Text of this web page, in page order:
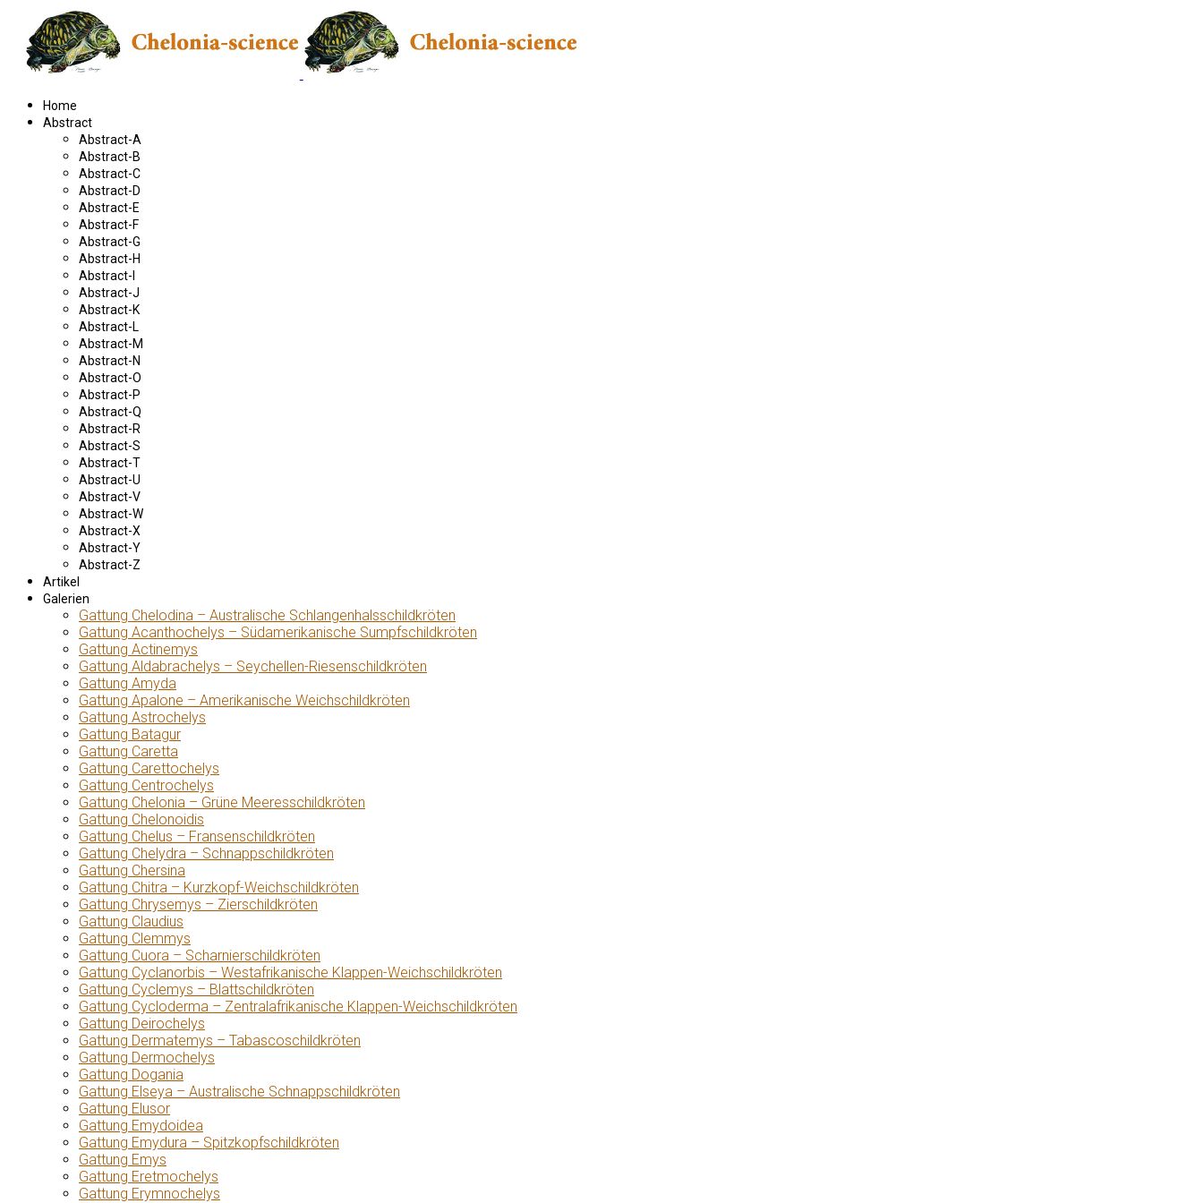
Home
Abstract
Abstract-A
Abstract-B
Abstract-C
Abstract-D
Abstract-E
Abstract-F
Abstract-G
Abstract-H
Abstract-I
Abstract-J
Abstract-K
Abstract-L
Abstract-M
Abstract-N
Abstract-O
Abstract-P
Abstract-Q
Abstract-R
Abstract-S
Abstract-T
Abstract-U
Abstract-V
Abstract-W
Abstract-X
Abstract-Y
Abstract-Z
Artikel
Galerien
Gattung Chelodina – Australische Schlangenhalsschildkröten
Gattung Acanthochelys – Südamerikanische Sumpfschildkröten
Gattung Actinemys
Gattung Aldabrachelys – Seychellen-Riesenschildkröten
Gattung Amyda
Gattung Apalone – Amerikanische Weichschildkröten
Gattung Astrochelys
Gattung Batagur
Gattung Caretta
Gattung Carettochelys
Gattung Centrochelys
Gattung Chelonia – Grüne Meeresschildkröten
Gattung Chelonoidis
Gattung Chelus – Fransenschildkröten
Gattung Chelydra – Schnappschildkröten
Gattung Chersina
Gattung Chitra – Kurzkopf-Weichschildkröten
Gattung Chrysemys – Zierschildkröten
Gattung Claudius
Gattung Clemmys
Gattung Cuora – Scharnierschildkröten
Gattung Cyclanorbis – Westafrikanische Klappen-Weichschildkröten
Gattung Cyclemys – Blattschildkröten
Gattung Cycloderma – Zentralafrikanische Klappen-Weichschildkröten
Gattung Deirochelys
Gattung Dermatemys – Tabascoschildkröten
Gattung Dermochelys
Gattung Dogania
Gattung Elseya – Australische Schnappschildkröten
Gattung Elusor
Gattung Emydoidea
Gattung Emydura – Spitzkopfschildkröten
Gattung Emys
Gattung Eretmochelys
Gattung Erymnochelys